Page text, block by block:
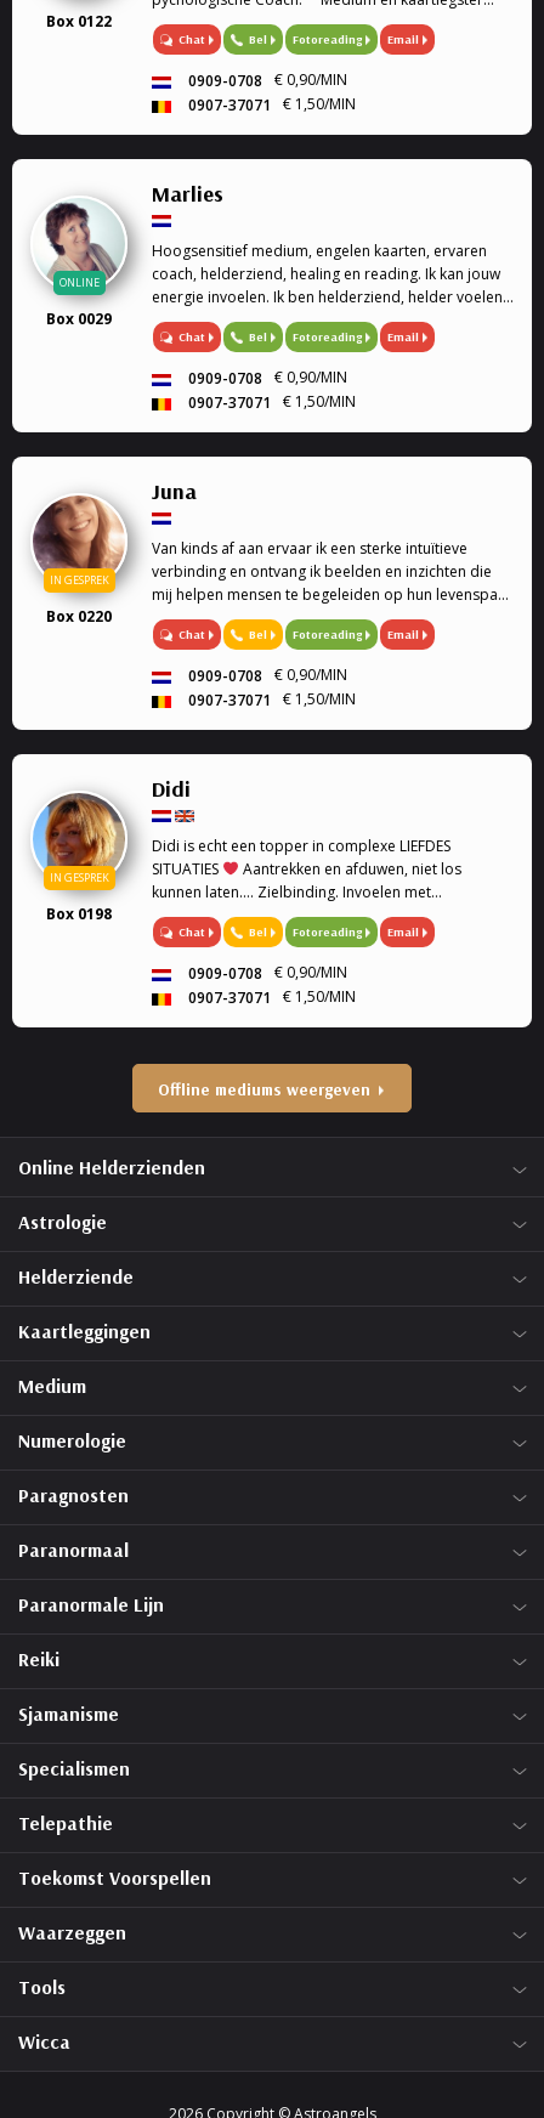
Box 0122
Mijn gaven (heldervoelend, helderwetend,
helderruikend, energiewerk) zet ik graag in om
Chat Bel Fotoreading Email
0909-0708
€ 0,90/MIN
0907-37071
€ 1,50/MIN
ONLINE
Box 0029
Marlies
Hoogsensitief medium, engelen kaarten, ervaren
coach, helderziend, healing en reading. Ik kan jouw
energie invoelen. Ik ben helderziend, helder voelend
en helder horend. Ik kan helpen bij je spirituele
groei.
Chat Bel Fotoreading Email
0909-0708
€ 0,90/MIN
0907-37071
€ 1,50/MIN
IN GESPREK
Box 0220
Juna
Van kinds af aan ervaar ik een sterke intuïtieve
verbinding en ontvang ik beelden en inzichten die
mij helpen mensen te begeleiden op hun levenspad.
Als spiritueel begeleider werk ik met de
Lenormandkaarten,
Chat Bel Fotoreading Email
0909-0708
€ 0,90/MIN
0907-37071
€ 1,50/MIN
IN GESPREK
Box 0198
Didi
Didi is echt een topper in complexe LIEFDES
SITUATIES
Aantrekken en afduwen, niet los
kunnen laten.... Zielbinding. Invoelen met
geboortedatum en astrologie. Medium, Astrologe,
kaartleggen. Coach, Relatie Coach, Droomverklaring,
Helderwetend.
Chat Bel Fotoreading Email
0909-0708
€ 0,90/MIN
0907-37071
€ 1,50/MIN
Offline mediums weergeven
Online Helderzienden
Astrologie
Helderziende
Kaartleggingen
Medium
Numerologie
Paragnosten
Paranormaal
Paranormale Lijn
Reiki
Sjamanisme
Specialismen
Telepathie
Toekomst Voorspellen
Waarzeggen
Tools
Wicca
2026 Copyright © Astroangels